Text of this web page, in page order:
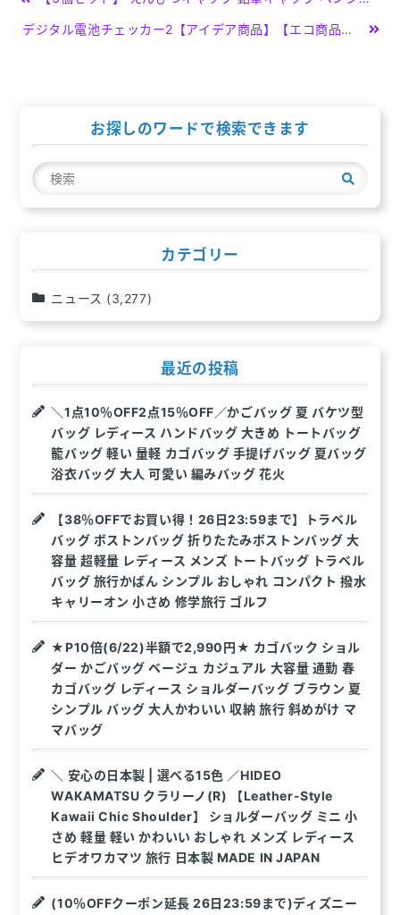
稿
ー
シ
ョ
デジタル電池チェッカー2【アイデア商品】【エコ商品】【スマイルキッズ】【adc-07】【アイデア】【商品】【便利】【グッズ】【プレゼント】【日用品雑貨】【便利グッズ】【小物】【アイデア雑貨】【快適生活
お探しのワードで検索できます
検
索
カテゴリー
ニュース (3,277)
最近の投稿
＼1点10％OFF2点15％OFF／かごバッグ 夏 バケツ型
バッグ レディース ハンドバッグ 大きめ トートバッグ
籠バッグ 軽い 量軽 カゴバッグ 手提げバッグ 夏バッグ
浴衣バッグ 大人 可愛い 編みバッグ 花火
【38％OFFでお買い得！26日23:59まで】トラベル
バッグ ボストンバッグ 折りたたみボストンバッグ 大
容量 超軽量 レディース メンズ トートバッグ トラベル
バッグ 旅行かばん シンプル おしゃれ コンパクト 撥水
キャリーオン 小さめ 修学旅行 ゴルフ
★P10倍(6/22)半額で2,990円★ カゴバック ショル
ダー かごバッグ ベージュ カジュアル 大容量 通勤 春
カゴバッグ レディース ショルダーバッグ ブラウン 夏
シンプル バッグ 大人かわいい 収納 旅行 斜めがけ マ
マバッグ
＼ 安心の日本製 | 選べる15色 ／HIDEO
WAKAMATSU クラリーノ(R) 【Leather-Style
Kawaii Chic Shoulder】 ショルダーバッグ ミニ 小
さめ 軽量 軽い かわいい おしゃれ メンズ レディース
ヒデオワカマツ 旅行 日本製 MADE IN JAPAN
(10％OFFクーポン延長 26日23:59まで)ディズニー